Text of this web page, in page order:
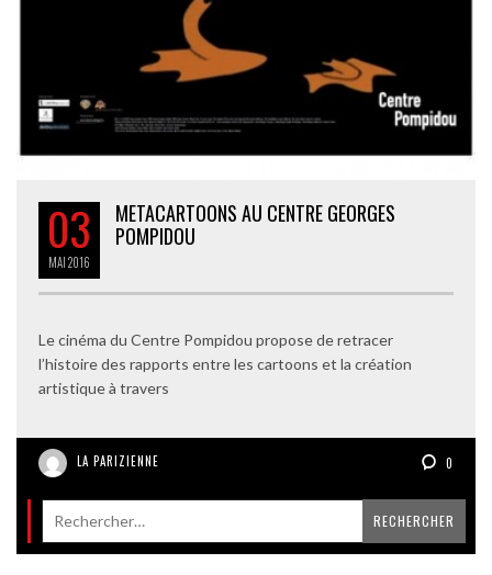
03
MAI2016
METACARTOONS AU CENTRE GEORGES
POMPIDOU
Le cinéma du Centre Pompidou propose de retracer
l’histoire des rapports entre les cartoons et la création
artistique à travers
LA PARIZIENNE 0